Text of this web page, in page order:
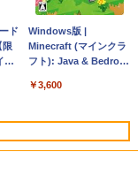
ソ
ン
FMV ノートパソコン
WE1-K3 (MS 365
Personal/Copilotキー
型/Core i5/16GB/SSD
FMVWK3E15W_AZ
￥139,880
ド
限
テ
Windows版 |
Minecraft (マインクラ
フト): Java & Bedrock
ード版
￥3,600